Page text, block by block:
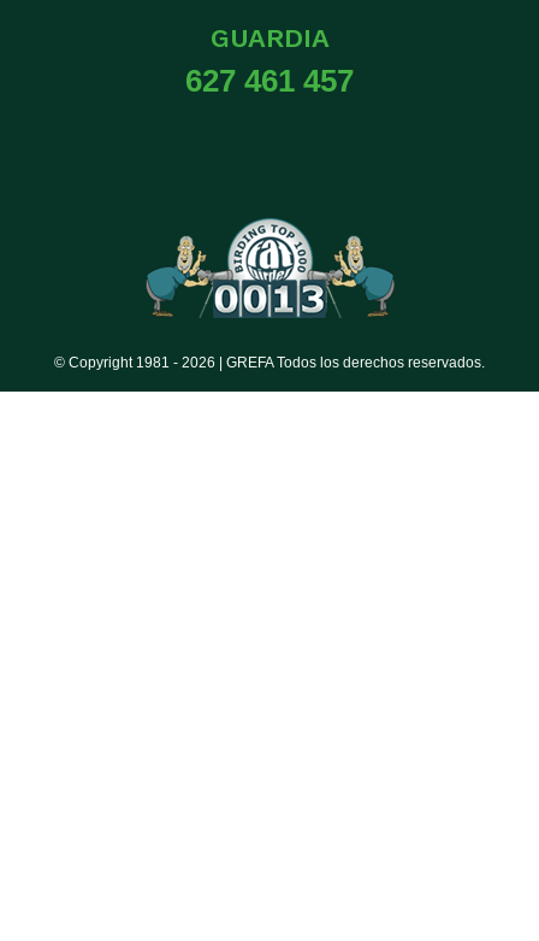
GUARDIA
627 461 457
© Copyright 1981 - 2026 | GREFA Todos los derechos reservados.